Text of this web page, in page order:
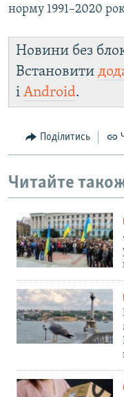
норму 1991–2020
Новини без
Встановити
і Android.
Поділитись
Читайте